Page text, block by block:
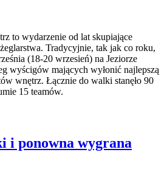
to wydarzenie od lat skupiające
Tradycyjnie, tak jak co roku,
(18-20 wrzesień) na Jeziorze
wyścigów mających wyłonić najlepszą
wnętrz. Łącznie do walki stanęło 90
15 teamów.
i ponowna wygrana